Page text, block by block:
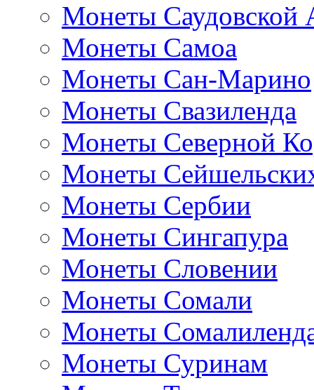
Монеты Саудовской
Монеты Самоа
Монеты Сан-Марино
Монеты Свазиленда
Монеты Северной
Монеты
Монеты Сербии
Монеты Сингапура
Монеты Словении
Монеты Сомали
Монеты
Монеты Суринам